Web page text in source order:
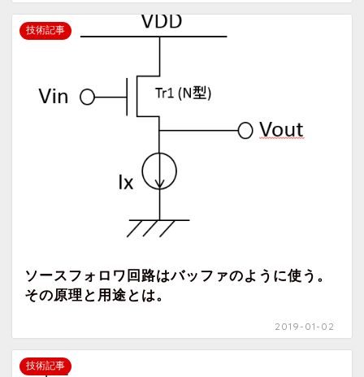
技術記事
ソースフォロワ回路はバッファのように使う。
その原理と用途とは。
2019-01-02
技術記事